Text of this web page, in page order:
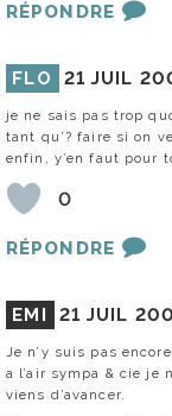
RÉPONDRE
FLO 21 JUIL
je ne sais pas trop
tant qu’? faire si on
enfin, y’en faut pour
0
RÉPONDRE
EMI 21 JUIL
Je n’y suis pas
a l’air sympa & cie je
viens d’avancer.